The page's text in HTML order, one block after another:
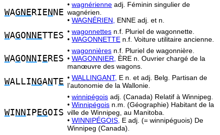
WAGNE RIE N NE
• wagnérienne adj. Féminin singulier de
wagnérien.
• WAGNÉRIEN, ENNE adj. et n.
WAGO NNETTES • wagonnettes n.f. Pluriel de wagonnette.
• WAGONNETTE n.f. Voiture utilitaire ancienne.
WAGO NN I E RES
• wagonnières n.f. Pluriel de wagonnière.
• WAGONNIER,
ÈRE n. Ouvrier chargé de la
manœuvre des wagons.
WALLI NGANTE • WALLINGANT, E n. et adj. Belg. Partisan de
l’autonomie de la Wallonie.
WI NN IP EGOIS
• winnipégois adj. (Canada) Relatif à Winnipeg.
• Winnipégois n.m. (Géographie) Habitant de la
ville de Winnipeg, au Manitoba.
• WINNIPÉGOIS, E adj. (= winnipéguois) De
Winnipeg (Canada).